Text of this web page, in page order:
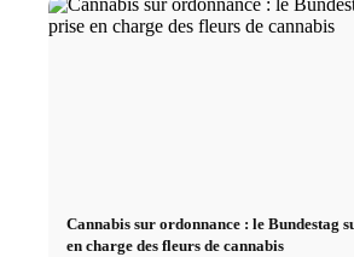
Cannabis sur ordonnance : le Bundestag
en charge des fleurs de cannabis